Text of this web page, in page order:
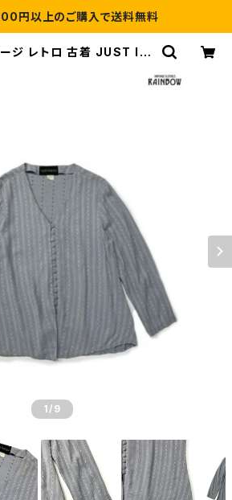
円以上のご購入で送料無料
ージ レトロ 古着 JUST IN
柄 レーヨン 長袖 シャツ グレ
1 /9